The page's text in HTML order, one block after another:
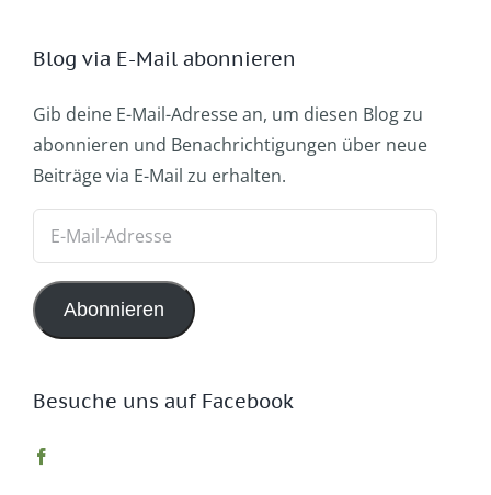
Blog via E-Mail abonnieren
Gib deine E-Mail-Adresse an, um diesen Blog zu
abonnieren und Benachrichtigungen über neue
Beiträge via E-Mail zu erhalten.
Adresse
Abonnieren
Besuche uns auf Facebook